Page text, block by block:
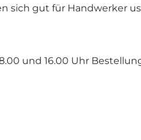
sich gut für Handwerker
und 16.00 Uhr